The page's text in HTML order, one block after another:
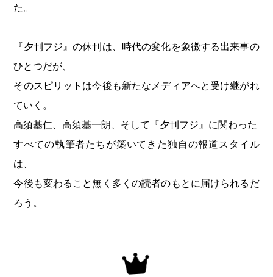
た。
『夕刊フジ』の休刊は、時代の変化を象徴する出来事の
ひとつだが、
そのスピリットは今後も新たなメディアへと受け継がれ
ていく。
高須基仁、高須基一朗、そして『夕刊フジ』に関わった
すべての執筆者たちが築いてきた独自の報道スタイル
は、
今後も変わること無く多くの読者のもとに届けられるだ
ろう。